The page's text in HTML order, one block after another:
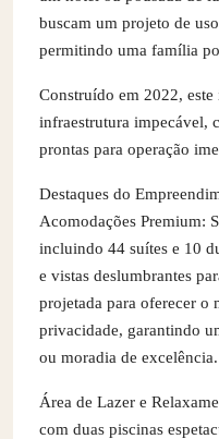
buscam um projeto de
permitindo uma família
Construído em 2022, este
infraestrutura impecável,
prontas para operação
Destaques do
Acomodações Premium:
incluindo 44 suítes e 10
e vistas deslumbrantes
projetada para oferecer o
privacidade, garantindo
ou moradia de excelência.
Área de Lazer e
com duas piscinas